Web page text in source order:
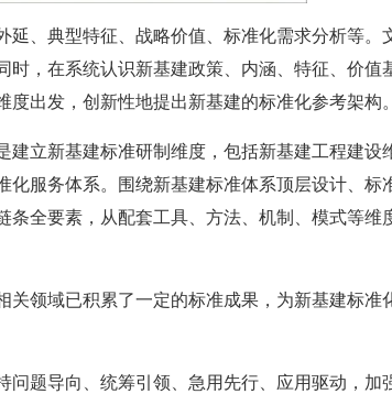
、典型特征、战略价值、标准化需求分析等。
，在系统认识新基建政策、内涵、特征、价值
出发，创新性地提出新基建的标准化参考架构。
立新基建标准研制维度，包括新基建工程建设
服务体系。围绕新基建标准体系顶层设计、标
全要素，从配套工具、方法、机制、模式等维
领域已积累了一定的标准成果，为新基建标准
题导向、统筹引领、急用先行、应用驱动，加